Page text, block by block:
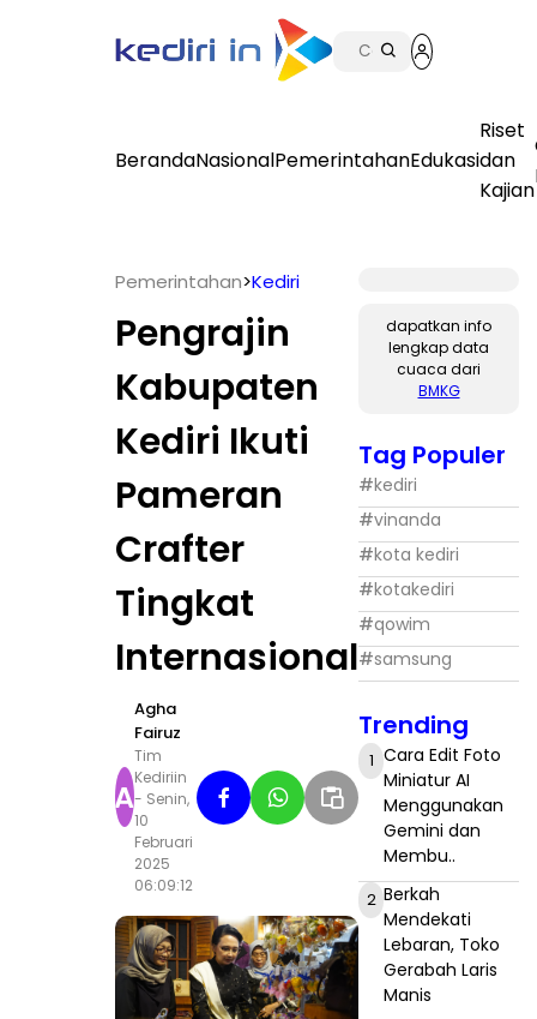
BerandaNasionalPemerintahanEdukasi
Riset
dan
Kajian
Pemerintahan>Kediri
Pengrajin
Kabupaten
Kediri Ikuti
Pameran
Crafter
Tingkat
Internasional
A
Agha
Fairuz
Tim
Kediriin
- Senin,
10
Februari
2025
06:09:12
dapatkan info
lengkap data
cuaca dari
BMKG
Tag Populer
#kediri
#vinanda
#kota kediri
#kotakediri
#qowim
#samsung
Trending
1 Cara Edit Foto
Miniatur AI
Menggunakan
Gemini dan
Membu..
2 Berkah
Mendekati
Lebaran, Toko
Gerabah Laris
Manis